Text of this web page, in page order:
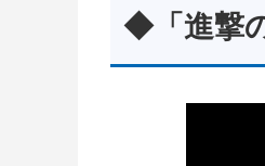
◆「進撃